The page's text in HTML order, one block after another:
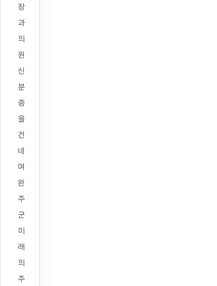
장
과
의
원
신
분
증
을
건
네
며
완
주
군
미
래
의
주